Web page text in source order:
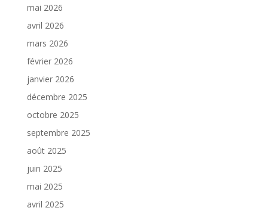
mai 2026
avril 2026
mars 2026
février 2026
janvier 2026
décembre 2025
octobre 2025
septembre 2025
août 2025
juin 2025
mai 2025
avril 2025